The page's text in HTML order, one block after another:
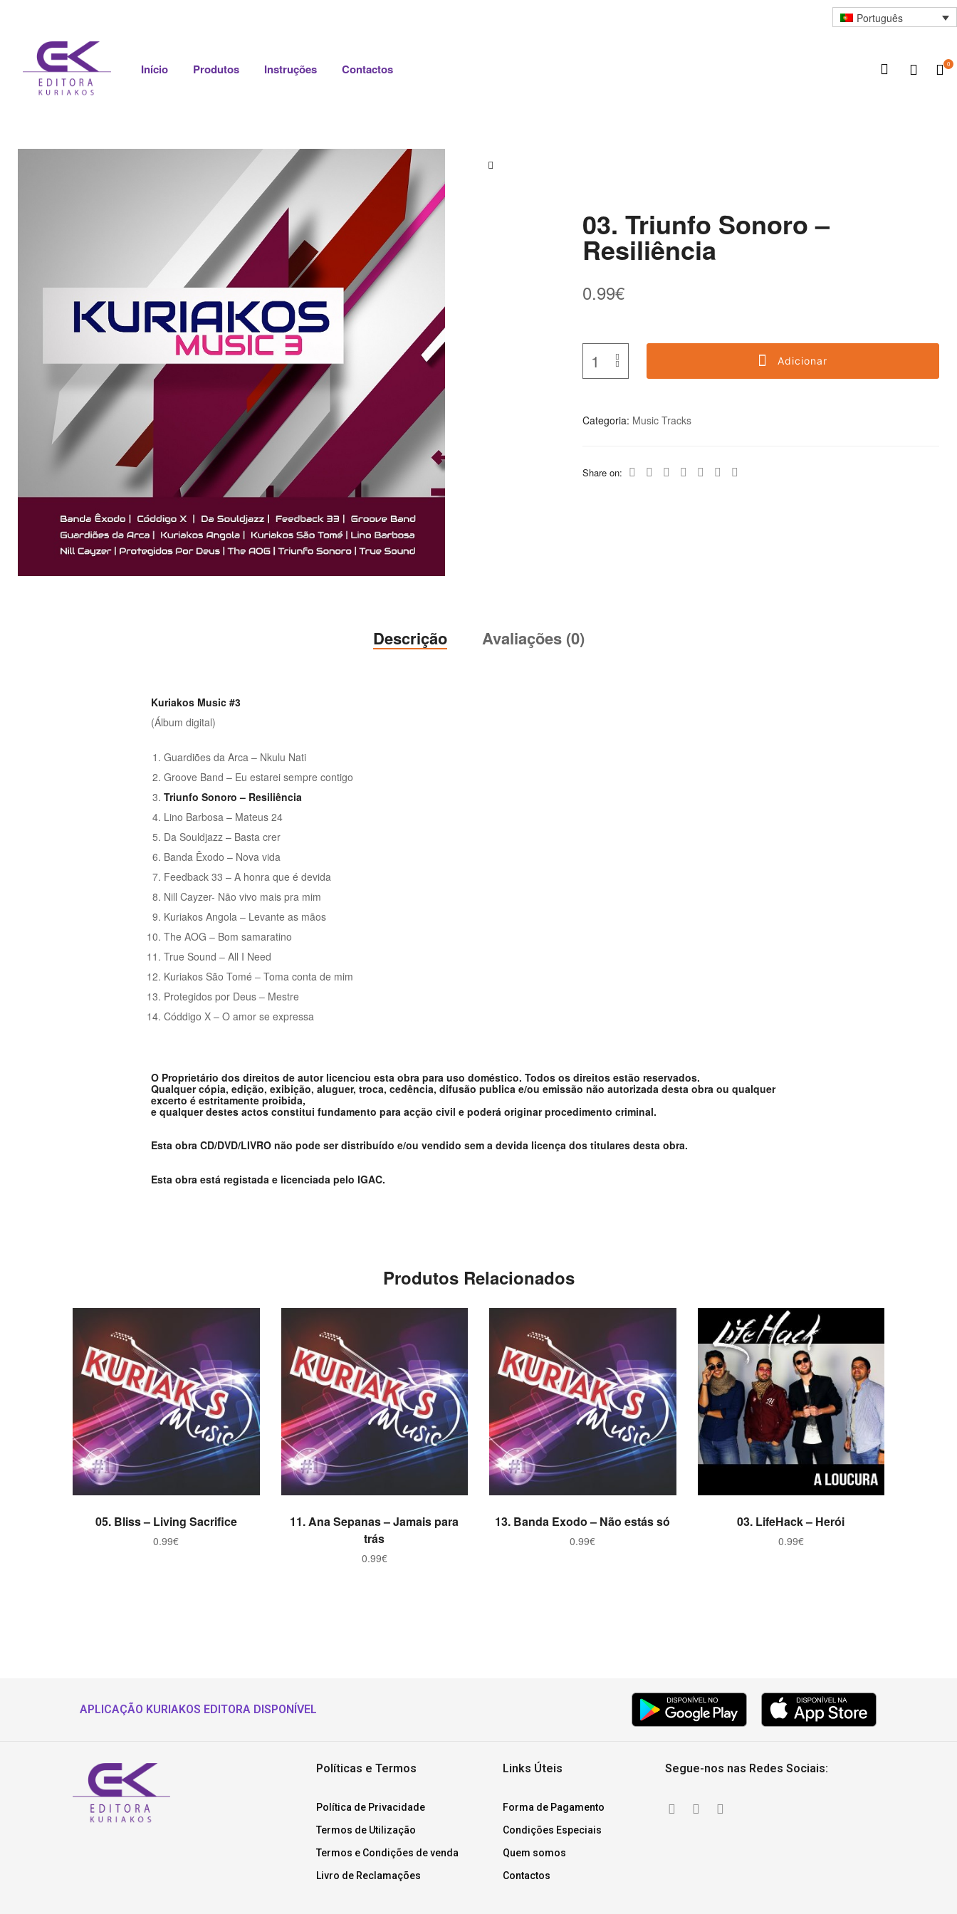
Português
Início Produtos Instruções Contactos 0
03. Triunfo Sonoro –
Resiliência
0.99€
Adicionar
Categoria: Music Tracks
Share on:
Descrição Avaliações (0)
Kuriakos Music #3
(Álbum digital)
Guardiões da Arca – Nkulu Nati
Groove Band – Eu estarei sempre contigo
Triunfo Sonoro – Resiliência
Lino Barbosa – Mateus 24
Da Souldjazz – Basta crer
Banda Êxodo – Nova vida
Feedback 33 – A honra que é devida
Nill Cayzer- Não vivo mais pra mim
Kuriakos Angola – Levante as mãos
The AOG – Bom samaratino
True Sound – All I Need
Kuriakos São Tomé – Toma conta de mim
Protegidos por Deus – Mestre
Códdigo X – O amor se expressa
O Proprietário dos direitos de autor licenciou esta obra para uso doméstico. Todos os direitos estão reservados.
Qualquer cópia, edição, exibição, aluguer, troca, cedência, difusão publica e/ou emissão não autorizada desta obra ou qualquer
excerto é estritamente proibida,
e qualquer destes actos constitui fundamento para acção civil e poderá originar procedimento criminal.
Esta obra CD/DVD/LIVRO não pode ser distribuído e/ou vendido sem a devida licença dos titulares desta obra.
Esta obra está registada e licenciada pelo IGAC.
Produtos Relacionados
ADICIONAR
05. Bliss – Living Sacrifice
0.99€
ADICIONAR
11. Ana Sepanas – Jamais para
trás
0.99€
ADICIONAR
13. Banda Exodo – Não estás só
0.99€
ADICIONAR
03. LifeHack – Herói
0.99€
APLICAÇÃO KURIAKOS EDITORA DISPONÍVEL
Políticas e Termos
Política de Privacidade
Termos de Utilização
Termos e Condições de venda
Livro de Reclamações
Links Úteis
Forma de Pagamento
Condições Especiais
Quem somos
Contactos
Segue-nos nas Redes Sociais: